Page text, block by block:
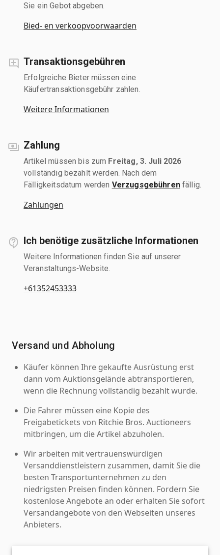
Sie ein Gebot abgeben.
Bied- en verkoopvoorwaarden
Transaktionsgebühren
Erfolgreiche Bieter müssen eine
Käufertransaktionsgebühr zahlen.
Weitere Informationen
Zahlung
Artikel müssen bis zum Freitag, 3. Juli 2026
vollständig bezahlt werden. Nach dem
Fälligkeitsdatum werden Verzugsgebührenfällig.
Zahlungen
Ich benötige zusätzliche Informationen
Weitere Informationen finden Sie auf unserer
Veranstaltungs-Website.
+61352453333
Versand und Abholung
Käufer können Ihre gekaufte Ausrüstung erst
dann vom Auktionsgelände abtransportieren,
wenn die Rechnung vollständig bezahlt wurde.
Die Fahrer müssen eine Kopie des
Freigabetickets von Ritchie Bros. Auctioneers
mitbringen, um die Artikel abzuholen.
Wir arbeiten mit vertrauenswürdigen
Versanddienstleistern zusammen, damit Sie die
besten Transportunternehmen zu den
niedrigsten Preisen finden können. Fordern Sie
kostenlose Angebote an oder erhalten Sie sofort
Versandangebote von den Webseiten unseres
Anbieters.